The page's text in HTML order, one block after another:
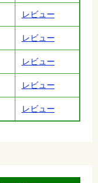
レビュー
レビュー
レビュー
レビュー
レビュー